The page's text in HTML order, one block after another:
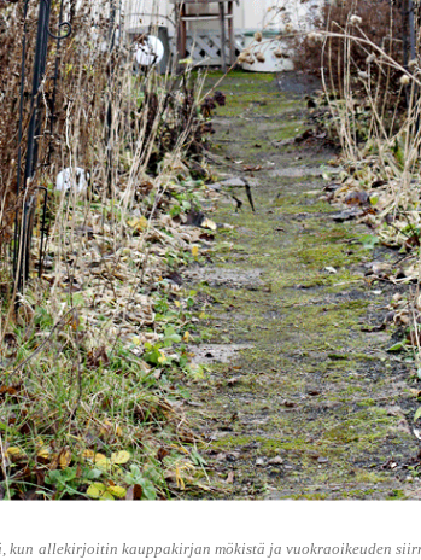
kun allekirjoitin kauppakirjan mökistä ja vuokraoikeuden